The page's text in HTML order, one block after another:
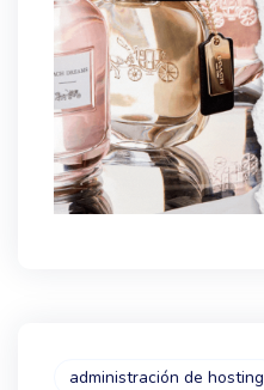
administración de hosting